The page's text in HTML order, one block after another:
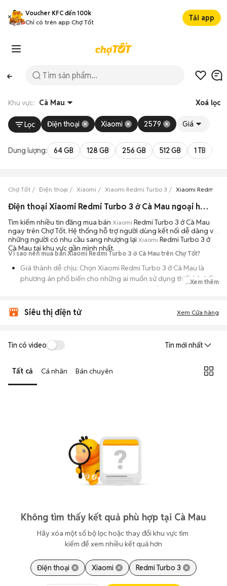
Voucher KFC đến 100k
Chỉ có trên app Chợ Tốt
Tải app
Khu vực: Cà Mau Xoá lọc
Lọc Điện thoại Xiaomi 2579 Giá
Dung lượng: 64 GB 128 GB 256 GB 512 GB 1 TB
Chợ Tốt Điện thoại Xiaomi Xiaomi Redmi Turbo 3 Xiaomi Redmi
Điện thoại Xiaomi Redmi Turbo 3 ở Cà Mau ngoại hình đẹp
Tìm kiếm nhiều tin đăng mua bán Xiaomi Redmi Turbo 3 ở Cà Mau
ngay trên Chợ Tốt. Hệ thống hỗ trợ người dùng kết nối dễ dàng với
những người có nhu cầu sang nhượng lại Xiaomi Redmi Turbo 3 ở
Cà Mau tại khu vực gần mình nhất.
Vì sao nên mua bán Xiaomi Redmi Turbo 3 ở Cà Mau trên Chợ Tốt?
Giá thành dễ chịu: Chọn Xiaomi Redmi Turbo 3 ở Cà Mau là
phương án phổ biến cho những ai muốn sử dụng thiết bị chất
lượng nhưng không muốn chi trả mức giá đắt đỏ của máy mới.
Mau từ người dùng cá nhân thanh lý hoặc cửa hàng, với đầy đủ
An tâm kiểm tra máy: Cơ chế mua bán hẹn gặp mặt giúp bạn
...Xem thêm
Siêu thị điện tử Xem Cửa hàng
Tin có video Tin mới nhất
Tất cả Cá nhân Bán chuyên
Không tìm thấy kết quả phù hợp tại Cà Mau
Hãy xóa một số bộ lọc hoặc thay đổi khu vực tìm
kiếm để xem nhiều kết quả hơn
Điện thoại Xiaomi Redmi Turbo 3